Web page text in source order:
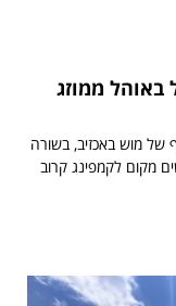
באוהל ממוזג
של מוש באכזיב, בשורה
מקום לקמפינג קרוב